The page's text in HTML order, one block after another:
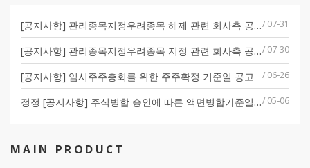
[공지사항] 관리종목지정우려종목 해제 관련 회사측 공식 입장/ 07-31
[공지사항] 관리종목지정우려종목 지정 관련 회사측 공식 입장/ 07-30
[공지사항] 임시주주총회를 위한 주주확정 기준일 공고 / 06-26
정정 [공지사항] 주식병합 승인에 따른 액면병합기준일 공고/ 05-06
MAIN PRODUCT